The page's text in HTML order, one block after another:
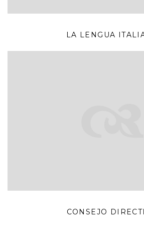
LA LENGUA
CONSEJO